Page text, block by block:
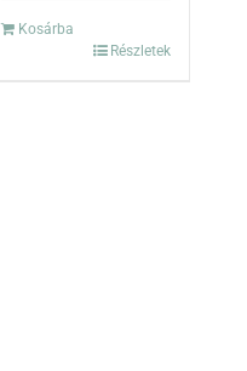
Kosárba
Részletek